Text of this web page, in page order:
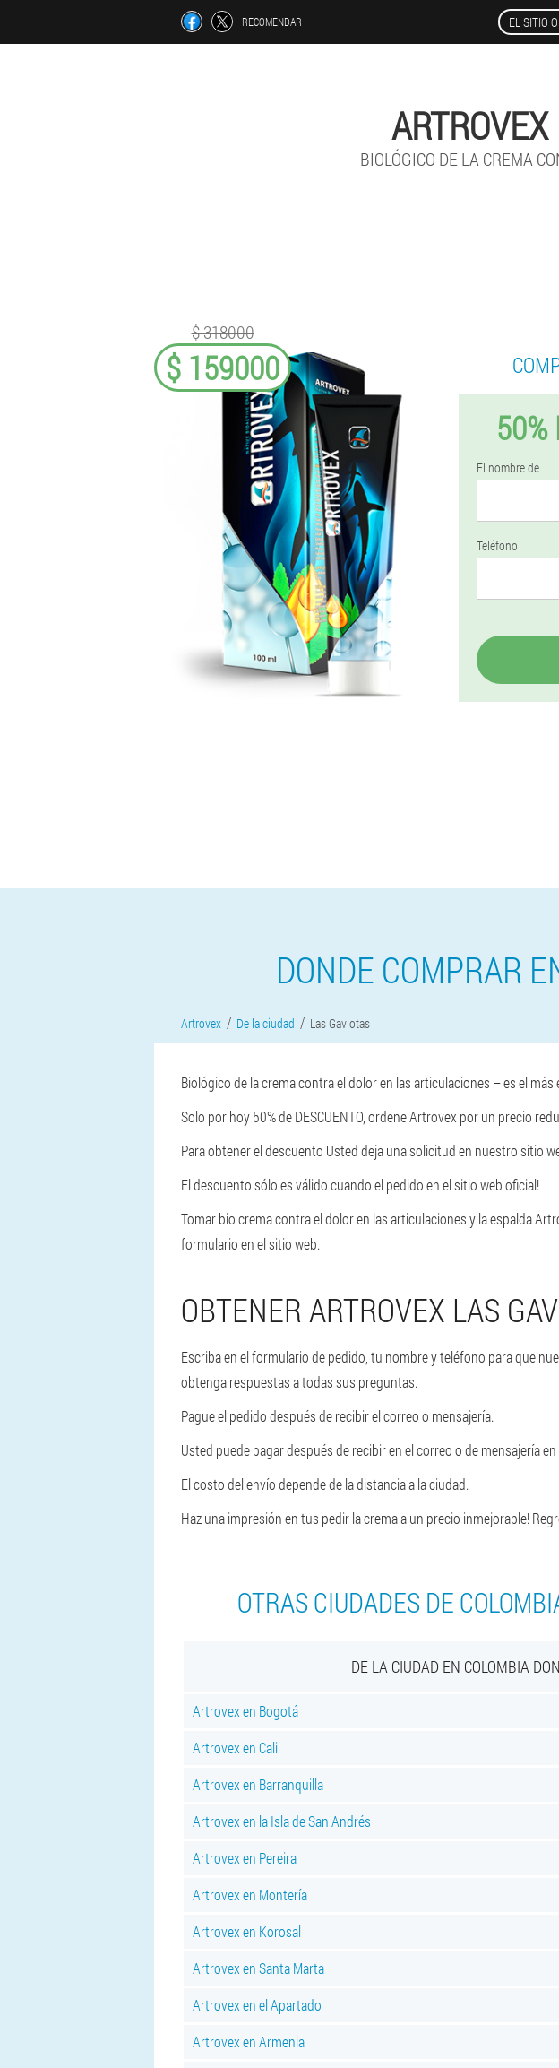
RECOMENDAR EL SITIO
BIOLÓGICO DE LA CREMA
$ 318000
$ 159000
50%
El nombre de
Teléfono
DONDE COMPRAR
Artrovex De la ciudad Las Gaviotas
Biológico de la crema contra el dolor en las articulaciones – es el
Solo por hoy 50% de DESCUENTO, ordene Artrovex por un precio
Para obtener el descuento Usted deja una solicitud en nuestro sitio
El descuento sólo es válido cuando el pedido en el sitio web oficial!
Tomar bio crema contra el dolor en las articulaciones y la espalda
formulario en el sitio web.
OBTENER ARTROVEX LAS
Escriba en el formulario de pedido, tu nombre y teléfono para que
obtenga respuestas a todas sus preguntas.
Pague el pedido después de recibir el correo o mensajería.
Usted puede pagar después de recibir en el correo o de mensajería en
El costo del envío depende de la distancia a la ciudad.
Haz una impresión en tus pedir la crema a un precio inmejorable!
OTRAS CIUDADES DE
DE LA CIUDAD EN COLOMBIA
Artrovex en Bogotá
Artrovex en Cali
Artrovex en Barranquilla
Artrovex en la Isla de San Andrés
Artrovex en Pereira
Artrovex en Montería
Artrovex en Korosal
Artrovex en Santa Marta
Artrovex en el Apartado
Artrovex en Armenia